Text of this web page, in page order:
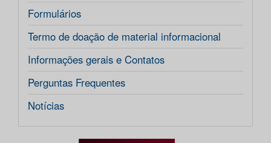
Formulários
Termo de doação de material informacional
Informações gerais e Contatos
Perguntas Frequentes
Notícias